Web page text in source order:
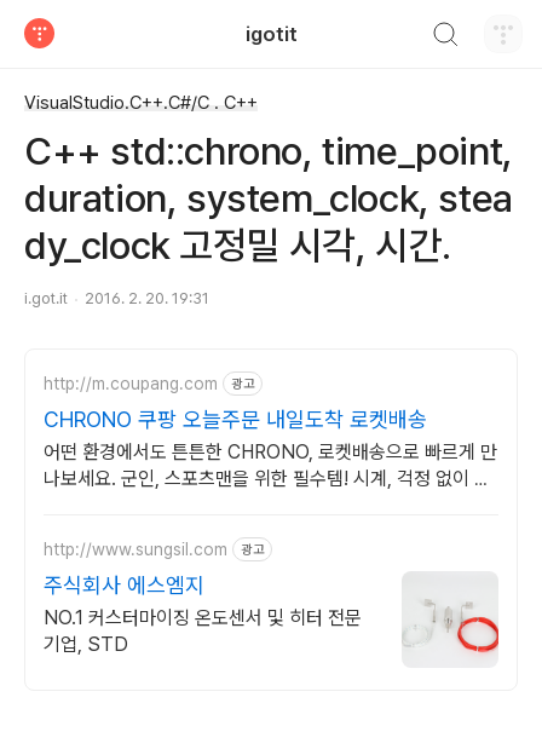
igotit
VisualStudio.C++.C#/C . C++
C++ std::chrono, time_point,
duration, system_clock, stea
dy_clock 고정밀 시각, 시간.
i.got.it 2016. 2. 20. 19:31
http://m.coupang.com 광고
CHRONO 쿠팡 오늘주문 내일도착 로켓배송
어떤 환경에서도 튼튼한 CHRONO, 로켓배송으로 빠르게 만
나보세요. 군인, 스포츠맨을 위한 필수템! 시계, 걱정 없이 활
http://www.sungsil.com 광고
주식회사 에스엠지
NO.1 커스터마이징 온도센서 및 히터 전문
기업, STD